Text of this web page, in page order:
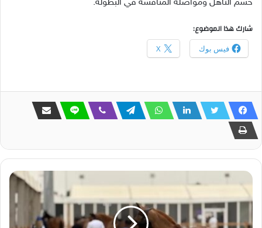
حسم التأهل ومواصلة المنافسة في البطولة.
شارك هذا الموضوع:
فيس بوك X